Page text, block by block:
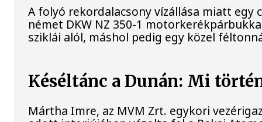
A folyó rekordalacsony vízállása miatt
német DKW NZ 350-1
sziklái alól, máshol pedig egy közel
Késéltánc a Dunán: Mi
Mártha Imre, az MVM Zrt. egykori